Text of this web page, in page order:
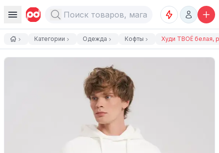
Категории Одежда Кофты Худи ТВОЁ белая,